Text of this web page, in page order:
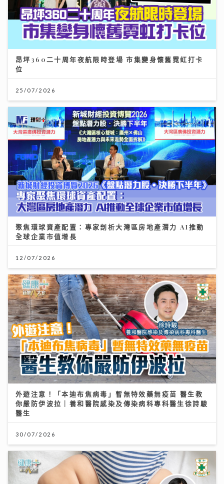
昂坪360二十周年夜航限時登場 市集變身懷舊霓虹打卡
位
25/07/2026
聚焦環球資產配置：專家剖析大灣區房地產潛力 AI推動
全球企業市值增長
12/07/2026
外遊注意！「本迪布焦病毒」暫無特效藥無疫苗 醫生教
你嚴防伊波拉｜養和醫院感染及傳染病科專科醫生徐詩駿
醫生
30/07/2026